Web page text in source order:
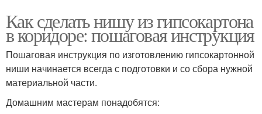
Как сделать нишу из гипсокартона
в коридоре: пошаговая инструкция
Пошаговая инструкция по изготовлению гипсокартонной
ниши начинается всегда с подготовки и со сбора нужной
материальной части.
Домашним мастерам понадобятся: